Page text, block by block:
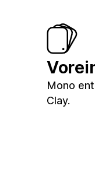
Mono
Clay.